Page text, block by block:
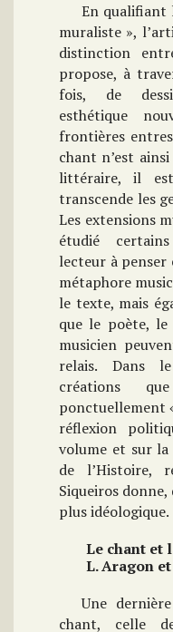
En qualifiant
muraliste »,
distinction
propose, à
fois, de
esthétique
frontières
chant n’est
littéraire, il
transcende les
Les extensions
étudié
lecteur à penser
métaphore
le texte, mais
que le poète,
musicien
relais. Dans
créations
ponctuellement
réflexion
volume et sur la
de l’Histoire,
Siqueiros
plus idéologique.
Le chant et
L. Aragon
Une
chant, celle